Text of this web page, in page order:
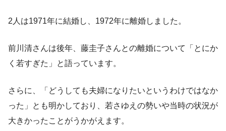
2人は1971年に結婚し、1972年に離婚しました。
前川清さんは後年、藤圭子さんとの離婚について「とにか
く若すぎた」と語っています。
さらに、「どうしても夫婦になりたいというわけではなか
った」とも明かしており、若さゆえの勢いや当時の状況が
大きかったことがうかがえます。